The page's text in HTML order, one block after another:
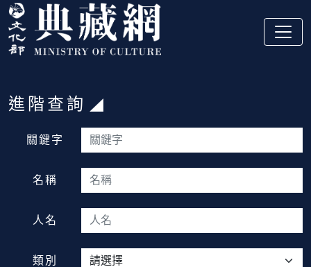
跳到主要內容
:::
:::
進階查詢
關鍵字
名稱
人名
類別